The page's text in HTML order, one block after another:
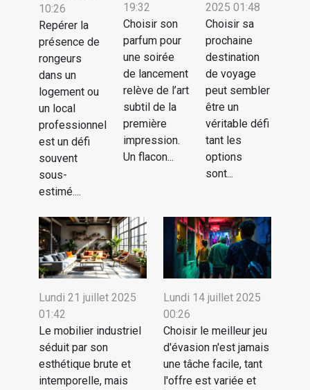
10:26
Repérer la
présence de
rongeurs
dans un
logement ou
un local
professionnel
est un défi
souvent
sous-
estimé....
19:32
Choisir son
parfum pour
une soirée
de lancement
relève de l’art
subtil de la
première
impression.
Un flacon...
2025 01:48
Choisir sa
prochaine
destination
de voyage
peut sembler
être un
véritable défi
tant les
options
sont...
Lundi 21 juillet 2025
01:42
Le mobilier industriel
séduit par son
esthétique brute et
intemporelle, mais
Lundi 14 juillet 2025
00:26
Choisir le meilleur jeu
d'évasion n'est jamais
une tâche facile, tant
l'offre est variée et